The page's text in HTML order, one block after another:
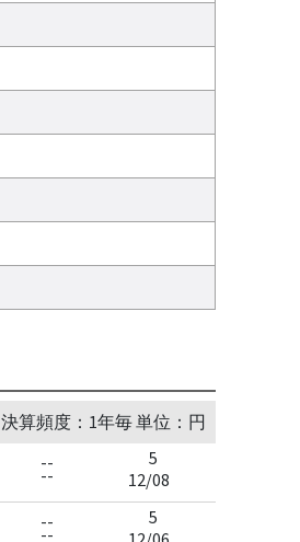
決算頻度：1年毎 単位：円
--
--
5
12/08
--
--
5